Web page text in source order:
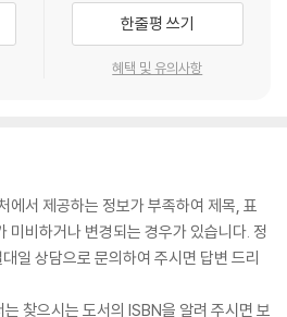
한줄평 쓰기
혜택 및 유의사항
에서 제공하는 정보가 부족하여 제목, 표
미비하거나 변경되는 경우가 있습니다. 정
일 상담으로 문의하여 주시면 답변 드리
찾으시는 도서의 ISBN을 알려 주시면 보